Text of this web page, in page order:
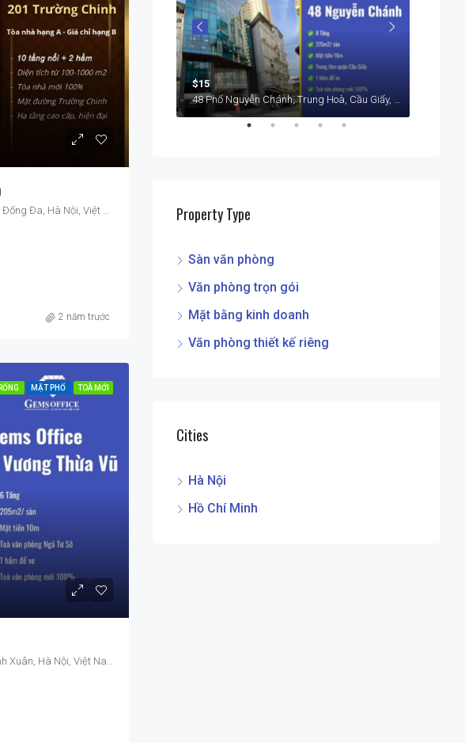
201 Đường Trường Chinh, Khương Thượng, Đống Đa, Hà Nội, Việt Nam
2 năm trước
MẶT PHỐ TOÀ MỚI
$15
48 Phố Nguyễn Chánh, Trung Hoà, Cầu Giấy, Hà Nội, Việt Nam
Property Type
Sàn văn phòng
Văn phòng trọn gói
Mặt bằng kinh doanh
Văn phòng thiết kế riêng
Cities
Hà Nội
Hồ Chí Minh